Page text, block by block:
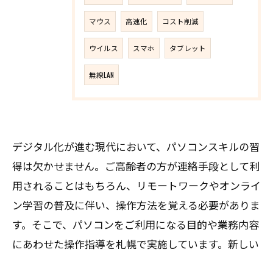
マウス 高速化 コスト削減
ウイルス スマホ タブレット
無線LAN
デジタル化が進む現代において、パソコンスキルの習
得は欠かせません。ご高齢者の方が連絡手段として利
用されることはもちろん、リモートワークやオンライ
ン学習の普及に伴い、操作方法を覚える必要がありま
す。そこで、パソコンをご利用になる目的や業務内容
にあわせた操作指導を札幌で実施しています。新しい